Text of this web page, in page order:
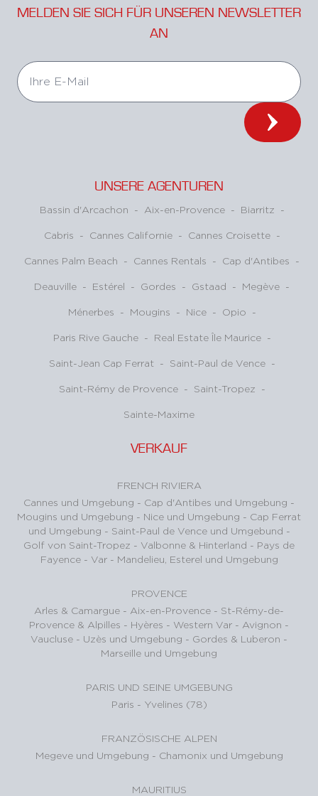
VERKAUF
FRENCH RIVIERA
Cannes und Umgebung - Cap d'Antibes und Umgebung -
Mougins und Umgebung - Nice und Umgebung - Cap Ferrat
und Umgebung - Saint-Paul de Vence und Umgebund -
Golf von Saint-Tropez - Valbonne & Hinterland - Pays de
Fayence - Var - Mandelieu, Esterel und Umgebung
PROVENCE
Arles & Camargue - Aix-en-Provence - St-Rémy-de-
Provence & Alpilles - Hyères - Western Var - Avignon -
Vaucluse - Uzès und Umgebung - Gordes & Luberon -
Marseille und Umgebung
PARIS UND SEINE UMGEBUNG
Paris - Yvelines (78)
FRANZÖSISCHE ALPEN
Megeve und Umgebung - Chamonix und Umgebung
MAURITIUS
MELDEN SIE SICH FÜR UNSEREN NEWSLETTER
AN
UNSERE AGENTUREN
Bassin d'Arcachon - Aix-en-Provence - Biarritz -
Cabris - Cannes Californie - Cannes Croisette -
Cannes Palm Beach - Cannes Rentals - Cap d'Antibes -
Deauville - Estérel - Gordes - Gstaad - Megève -
Ménerbes - Mougins - Nice - Opio -
Paris Rive Gauche - Real Estate Île Maurice -
Saint-Jean Cap Ferrat - Saint-Paul de Vence -
Saint-Rémy de Provence - Saint-Tropez -
Sainte-Maxime